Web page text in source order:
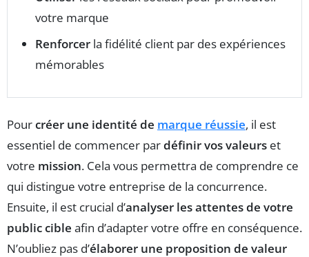
votre marque
Renforcer la fidélité client par des expériences
mémorables
Pourcréer une identité de marque réussie, il est
essentiel de commencer pardéfinir vos valeurs et
votre mission. Cela vous permettra de comprendre ce
qui distingue votre entreprise de la concurrence.
Ensuite, il est crucial d’analyser les attentes de votre
public cible afin d’adapter votre offre en conséquence.
N’oubliez pas d’élaborer une proposition de valeur